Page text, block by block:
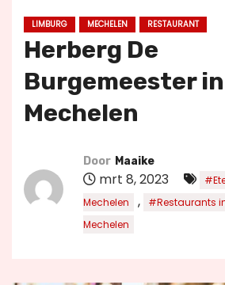
LIMBURG MECHELEN RESTAURANT
Herberg De
Burgemeester in
Mechelen
Door Maaike
mrt 8, 2023
Mechelen
,
#Restaurants
Mechelen